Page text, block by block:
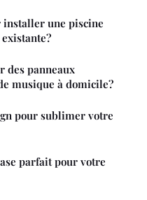
installer une piscine
des panneaux
musique à domicile?
pour sublimer votre
parfait pour votre